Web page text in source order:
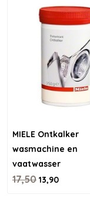
MIELE Ontkalker
wasmachine en
vaatwasser
17,50 13,90